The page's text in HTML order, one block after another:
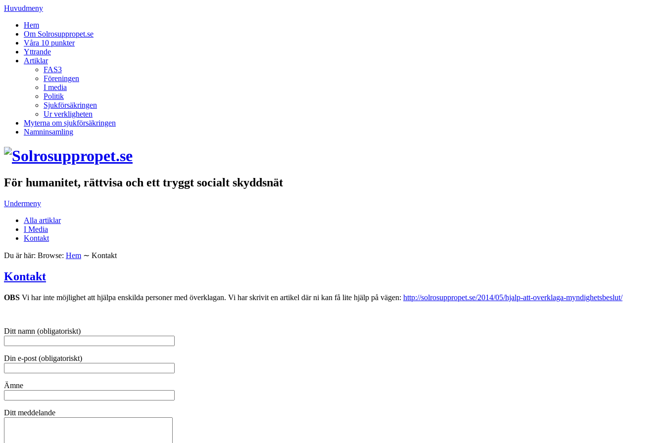
Huvudmeny
Hem
Om Solrosuppropet.se
Våra 10 punkter
Yttrande
Artiklar
FAS3
Föreningen
I media
Politik
Sjukförsäkringen
Ur verkligheten
Myterna om sjukförsäkringen
Namninsamling
För humanitet, rättvisa och ett tryggt socialt skyddsnät
Undermeny
Alla artiklar
I Media
Kontakt
Du är här: Browse: Hem ∼ Kontakt
Kontakt
OBS Vi har inte möjlighet att hjälpa enskilda personer med överklagan. Vi har skrivit en artikel där ni kan få lite hjälp på vägen: http://solrosuppropet.se/2014/05/hjalp-att-overklaga-myndighetsbeslut/
Ditt namn (obligatoriskt)
Din e-post (obligatoriskt)
Ämne
Ditt meddelande